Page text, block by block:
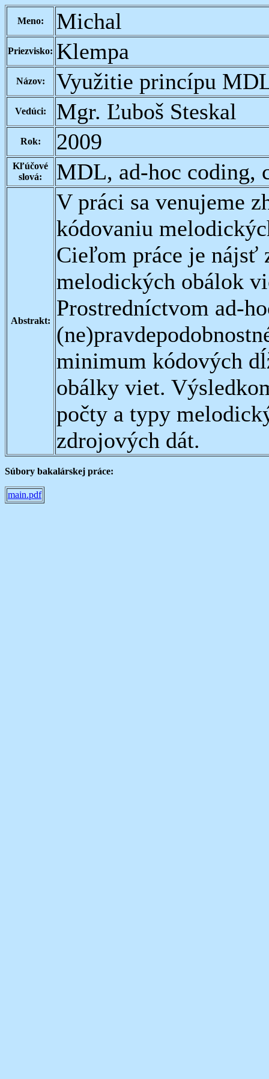
Meno: Michal
Priezvisko: Klempa
Názov: Využitie princípu
Vedúci: Mgr. Ľuboš Steskal
Rok: 2009
Kľúčové
slová:
MDL, ad-hoc coding,
Abstrakt:
V práci sa venujeme
kódovaniu
Cieľom práce je nájsť
melodických obálok
Prostredníctvom ad-
minimum kódových
obálky viet.
počty a typy
zdrojových dát.
Súbory bakalárskej práce:
main.pdf